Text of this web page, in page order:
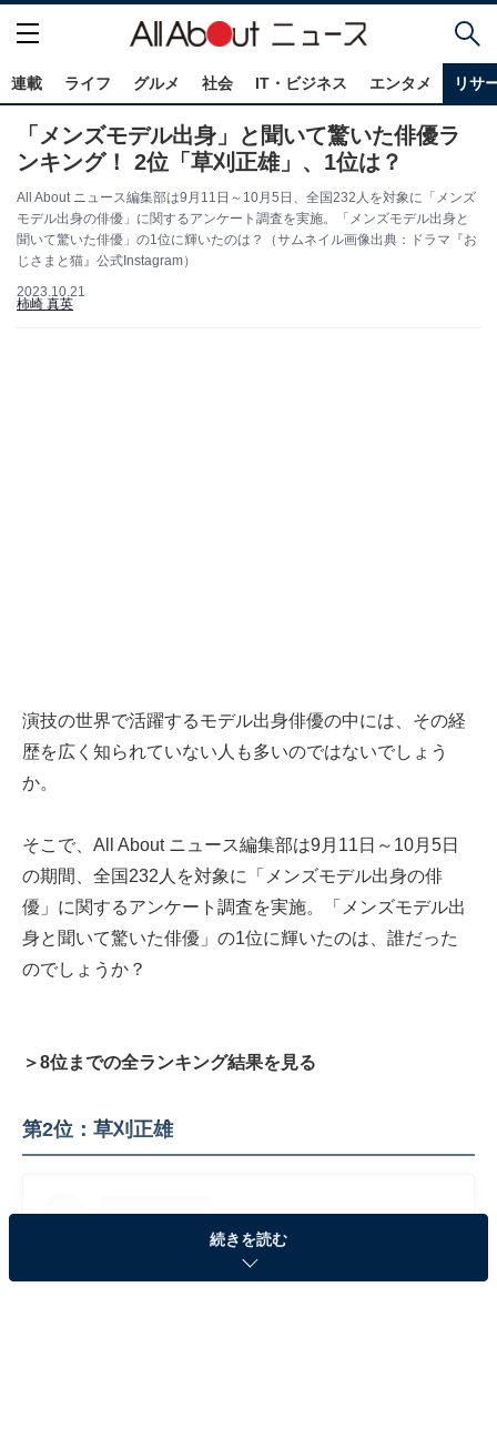
連載 ライフ グルメ 社会 IT・ビジネス エンタメ リサ
「メンズモデル出身」と聞いて驚いた俳優ラ
ンキング！ 2位「草刈正雄」、1位は？
All About ニュース編集部は9月11日～10月5日、全国232人を対象に「メンズ
モデル出身の俳優」に関するアンケート調査を実施。「メンズモデル出身と
聞いて驚いた俳優」の1位に輝いたのは？（サムネイル画像出典：ドラマ『お
じさまと猫』公式Instagram）
2023.10.21
柿崎 真英
演技の世界で活躍するモデル出身俳優の中には、その経
歴を広く知られていない人も多いのではないでしょう
か。
そこで、All About ニュース編集部は9月11日～10月5日
の期間、全国232人を対象に「メンズモデル出身の俳
優」に関するアンケート調査を実施。「メンズモデル出
身と聞いて驚いた俳優」の1位に輝いたのは、誰だった
のでしょうか？
＞8位までの全ランキング結果を見る
第2位：草刈正雄
続きを読む